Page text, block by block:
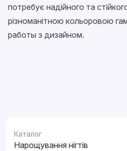
потребує надійного та
різноманітною кольоровою
работы з дизайном.
Каталог
Нарощування нігтів